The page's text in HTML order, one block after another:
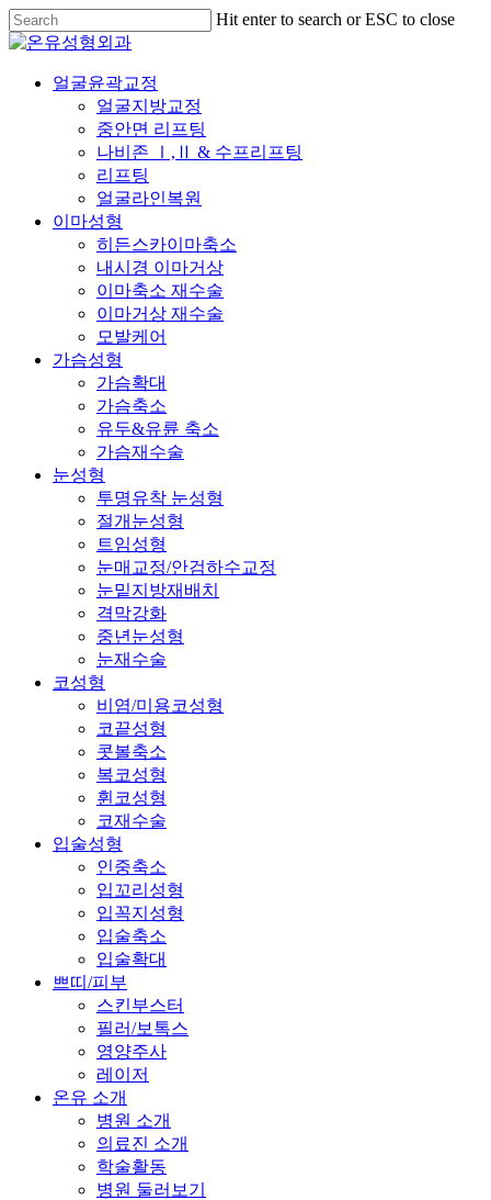
Skip
to
main
content
Hit enter to search or ESC to close
Close
Menu
얼굴윤곽교정
얼굴지방교정
중안면 리프팅
나비존 Ⅰ,Ⅱ & 수프리프팅
리프팅
얼굴라인복원
이마성형
히든스카이마축소
내시경 이마거상
이마축소 재수술
이마거상 재수술
모발케어
가슴성형
가슴확대
가슴축소
유두&유륜 축소
가슴재수술
눈성형
투명유착 눈성형
절개눈성형
트임성형
눈매교정/안검하수교정
눈밑지방재배치
격막강화
중년눈성형
눈재수술
코성형
비염/미용코성형
코끝성형
콧볼축소
복코성형
휜코성형
코재수술
입술성형
인중축소
입꼬리성형
입꼭지성형
입술축소
입술확대
쁘띠/피부
스킨부스터
필러/보톡스
영양주사
레이저
온유 소개
병원 소개
의료진 소개
학술활동
병원 둘러보기